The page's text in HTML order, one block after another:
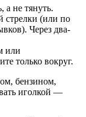
не тянуть.
стрелки (или по
Через два-
или
только вокруг.
бензином,
иголкой —